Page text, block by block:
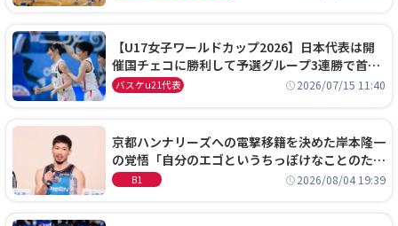
【U17女子ワールドカップ2026】日本代表は開
催国チェコに勝利して予選グループ3連勝で首位
通過！準々決勝の相手はエジプトに決定
バスケu21代表 2026/07/15 11:40
京都ハンナリーズへの電撃移籍を決めた岸本隆一
の覚悟「自分のエゴというちっぽけなことのため
に、京都に来たわけではない」
B1 2026/08/04 19:39